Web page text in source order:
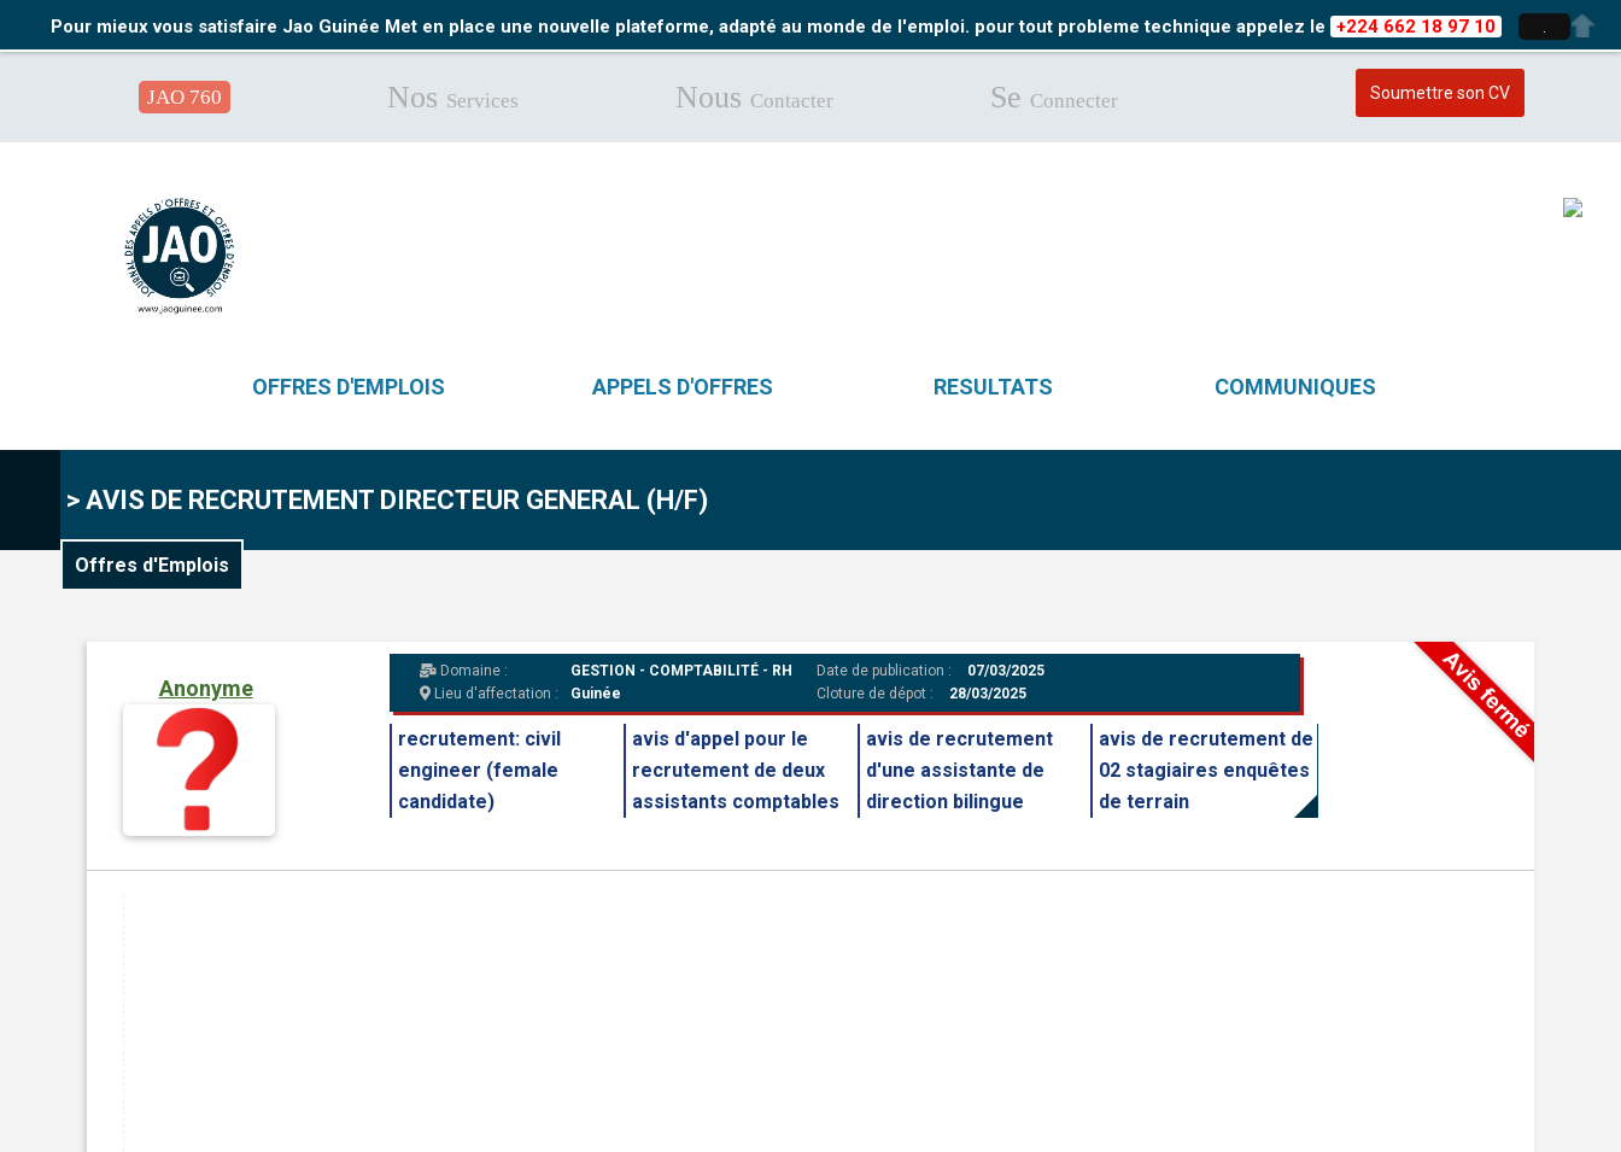
Pour mieux vous satisfaire Jao Guinée Met en place une nouvelle plateforme, adapté au monde de l'emploi. pour tout probleme technique appelez le +224 662 18 97 10
JAO 760 Nos Services Nous Contacter Se Connecter Soumettre son CV
OFFRES D'EMPLOIS APPELS D'OFFRES RESULTATS COMMUNIQUES
> AVIS DE RECRUTEMENT DIRECTEUR GENERAL (H/F)
Offres d'Emplois
Anonyme
Domaine :
GESTION - COMPTABILITÉ - RH
Lieu d'affectation :
Guinée
Date de publication :
07/03/2025
Cloture de dépot :
28/03/2025
recrutement: civil
engineer (female
candidate)
avis d'appel pour le
recrutement de deux
assistants comptables
avis de recrutement
d'une assistante de
direction bilingue
avis de recrutement de
02 stagiaires enquêtes
de terrain